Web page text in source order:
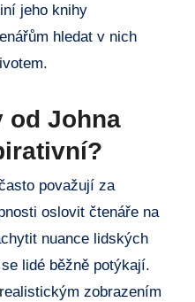
jeho knihy
hledat v nich
od Johna
považují za
oslovit čtenáře na
nuance lidských
lidé běžně potýkají.
zobrazením